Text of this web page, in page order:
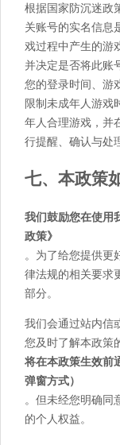
根据国家防沉迷政
关账号的实名信息
戏过程中产生的游
并决定是否将此账
您的登录时间、游
限制未成年人游戏
年人合理游戏，并
行提醒、确认与处
七、本政策
我们鼓励您在使用
政策》
。为了给您提供更
律法规的相关要求
部分。
我们会通过站内信
您及时了解本政策
将在本政策生效前
弹窗方式）
。但未经您明确同
的个人权益。